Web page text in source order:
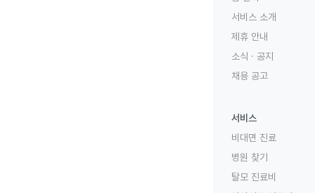
서비스 소개
제휴 안내
소식 · 공지
채용 공고
서비스
비대면 진료
병원 찾기
탈모 진료비